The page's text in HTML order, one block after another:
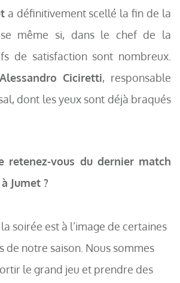
a définitivement scellé la fin de la
même si, dans le chef de la
de satisfaction sont nombreux.
Alessandro Ciciretti, responsable
dont les yeux sont déjà braqués
retenez-vous du dernier match
Jumet ?
soirée est à l’image de certaines
de notre saison. Nous sommes
le grand jeu et prendre des